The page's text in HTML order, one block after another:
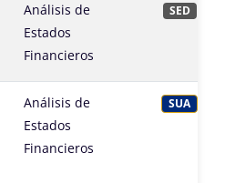
Análisis de
Estados
Financieros
SED
Análisis de
Estados
Financieros
SUA